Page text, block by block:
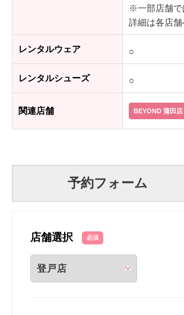
※一部店舗で
詳細は各店
レンタルウェア ○
レンタルシューズ ○
関連店舗 BEYOND 蒲田店
予約フォーム
店舗選択 必須